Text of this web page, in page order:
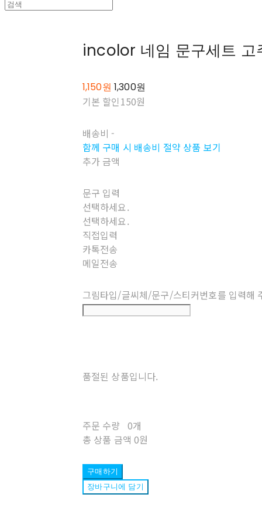
incolor 네임 문구세트 고
1,150원 1,300원
기본 할인 150원
배송비 -
함께 구매 시 배송비 절약 상품 보기
추가 금액
문구 입력
선택하세요.
선택하세요.
직접입력
카톡전송
메일전송
그림타입/글씨체/문구/스티커번호를 입력해
품절된 상품입니다.
주문 수량 0개
총 상품 금액 0원
구매하기
장바구니에 담기